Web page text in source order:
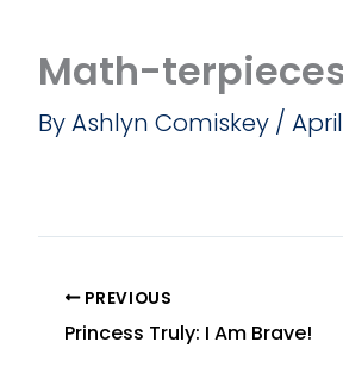
Math-
ByAshlyn Comiskey /
PREVIOUS
Princess Truly: I Am Brave!